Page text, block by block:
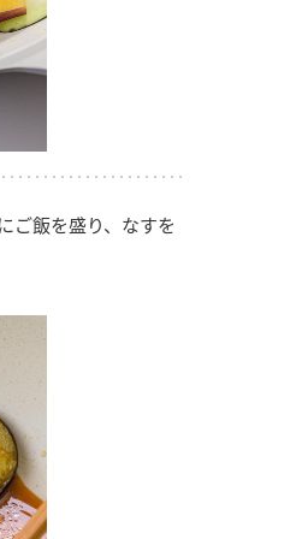
ご飯を盛り、なすを